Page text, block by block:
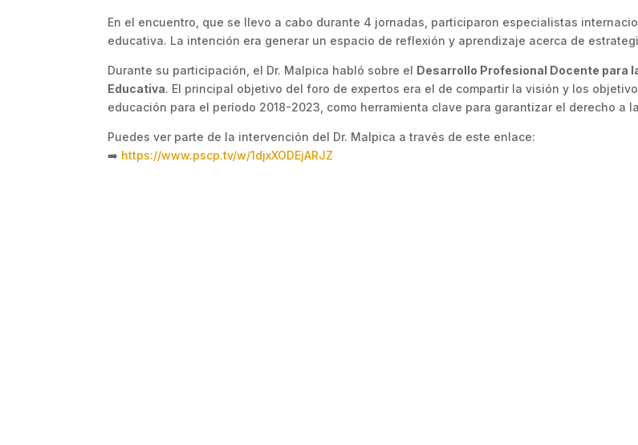
En el encuentro, que se llevo a cabo durante 4 jornadas, participaron especialistas
educativa. La intención era generar un espacio de reflexión y aprendizaje acerca de
Durante su participación, el Dr. Malpica habló sobre el Desarrollo Profesional Docente para
Educativa. El principal objetivo del foro de expertos era el de compartir la visión y los
educación para el período 2018-2023, como herramienta clave para garantizar el derecho a
Puedes ver parte de la intervención del Dr. Malpica a través de este enlace:
➡️ https://www.pscp.tv/w/1djxXODEjARJZ